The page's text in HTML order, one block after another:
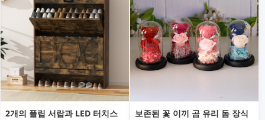
2개의 플립 서랍과 LED 터치스
보존된 꽃 이끼 곰 유리 돔 장식